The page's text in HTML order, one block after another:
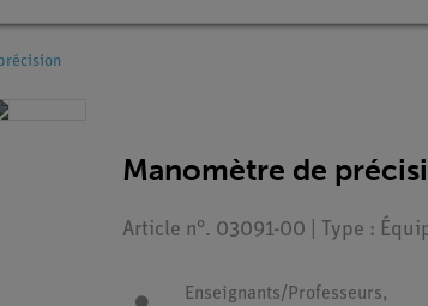
Manomètre de
Article n°. 03091-00 | Type :
Enseignants/Professeurs,